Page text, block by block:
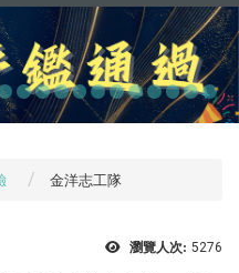
金洋志工隊
瀏覽人次: 5276